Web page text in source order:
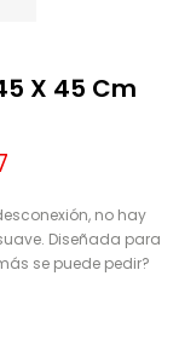
X 45 Cm
no hay
Diseñada para
se puede pedir?